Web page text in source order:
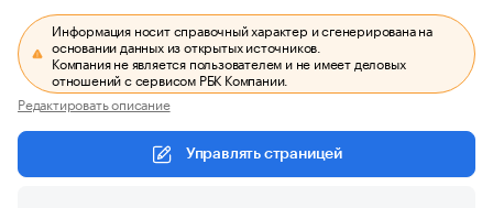
Информация носит справочный характер и сгенерирована на
основании данных из открытых источников.
Компания не является пользователем и не имеет деловых
отношений с сервисом РБК Компании.
Редактировать описание
Управлять страницей